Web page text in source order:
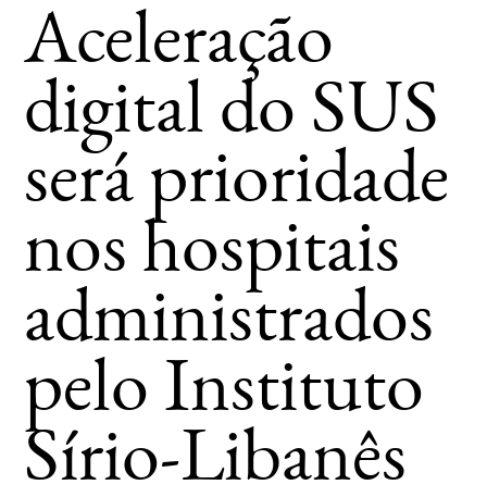
Aceleração
digital do SUS
será prioridade
nos hospitais
administrados
pelo Instituto
Sírio-Libanês